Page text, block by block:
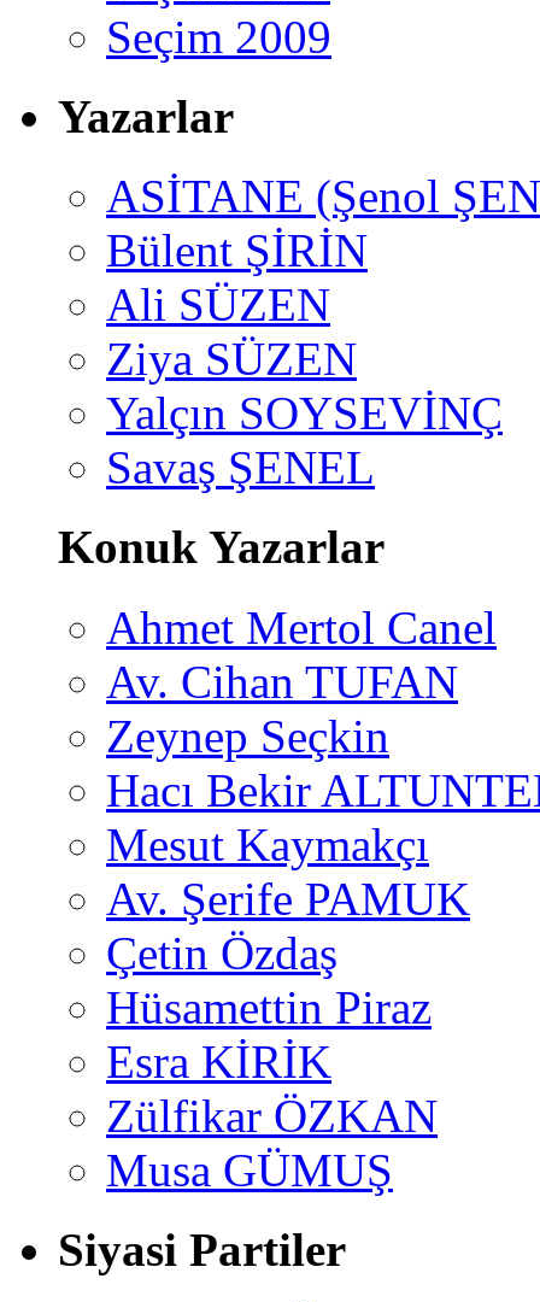
Seçim 2009
Yazarlar
ASİTANE (Şenol
Bülent ŞİRİN
Ali SÜZEN
Ziya SÜZEN
Yalçın SOYSEVİNÇ
Savaş ŞENEL
Konuk Yazarlar
Ahmet Mertol Canel
Av. Cihan TUFAN
Zeynep Seçkin
Hacı Bekir
Mesut Kaymakçı
Av. Şerife PAMUK
Çetin Özdaş
Hüsamettin Piraz
Esra KİRİK
Zülfikar ÖZKAN
Musa GÜMUŞ
Siyasi Partiler